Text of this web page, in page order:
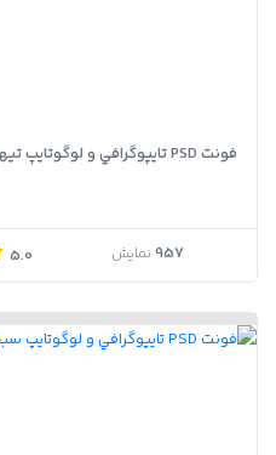
فونت PSD تايپوگرافي و لوگوتايپ تیهو
957 نمایش 5.0